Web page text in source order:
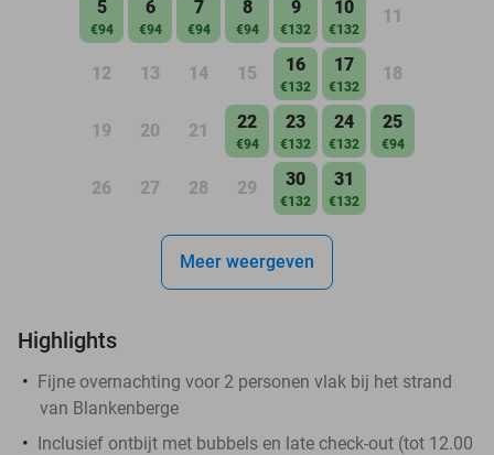
5
€94
6
€94
7
€94
8
€94
9
€132
10
€132
11
12 13 14 15 16
€132
17
€132
18
19 20 21 22
€94
23
€132
24
€132
25
€94
26 27 28 29 30
€132
31
€132
Meer weergeven
Highlights
Fijne overnachting voor 2 personen vlak bij het strand
van Blankenberge
Inclusief ontbijt met bubbels en late check-out (tot 12.00